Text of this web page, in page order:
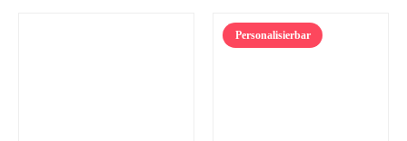
Personalisierbar